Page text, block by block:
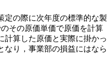
の際に次年度の標準的な製
その原価単価で原価を計算
計算した原価と実際に掛かっ
なり，事業部の損益にはなら